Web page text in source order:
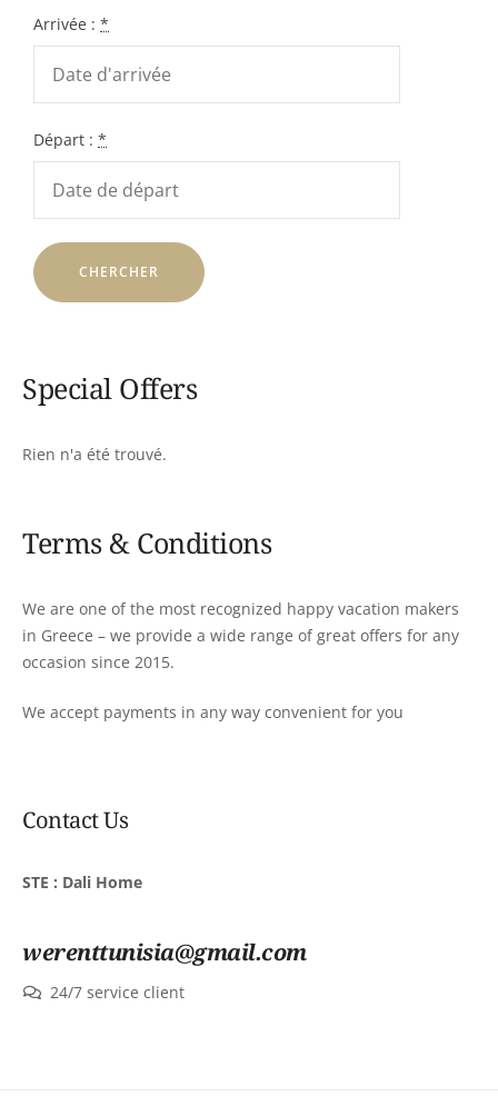
Arrivée : *
Départ : *
Special Offers
Rien n'a été trouvé.
Terms & Conditions
We are one of the most recognized happy vacation makers
in Greece – we provide a wide range of great offers for any
occasion since 2015.
We accept payments in any way convenient for you
Contact Us
STE : Dali Home
werenttunisia@gmail.com
24/7 service client